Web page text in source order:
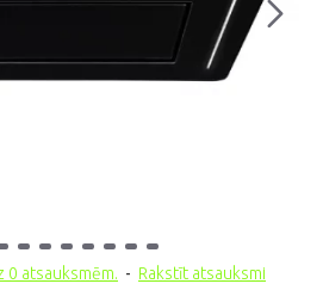
0 atsauksmēm. - Rakstīt atsauksmi